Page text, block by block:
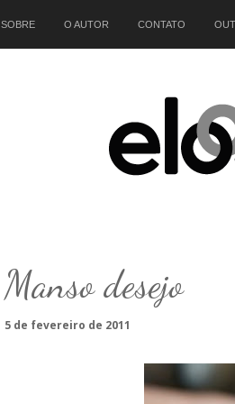
SOBRE O AUTOR CONTATO Início
Manso desejo
5 de fevereiro de 2011